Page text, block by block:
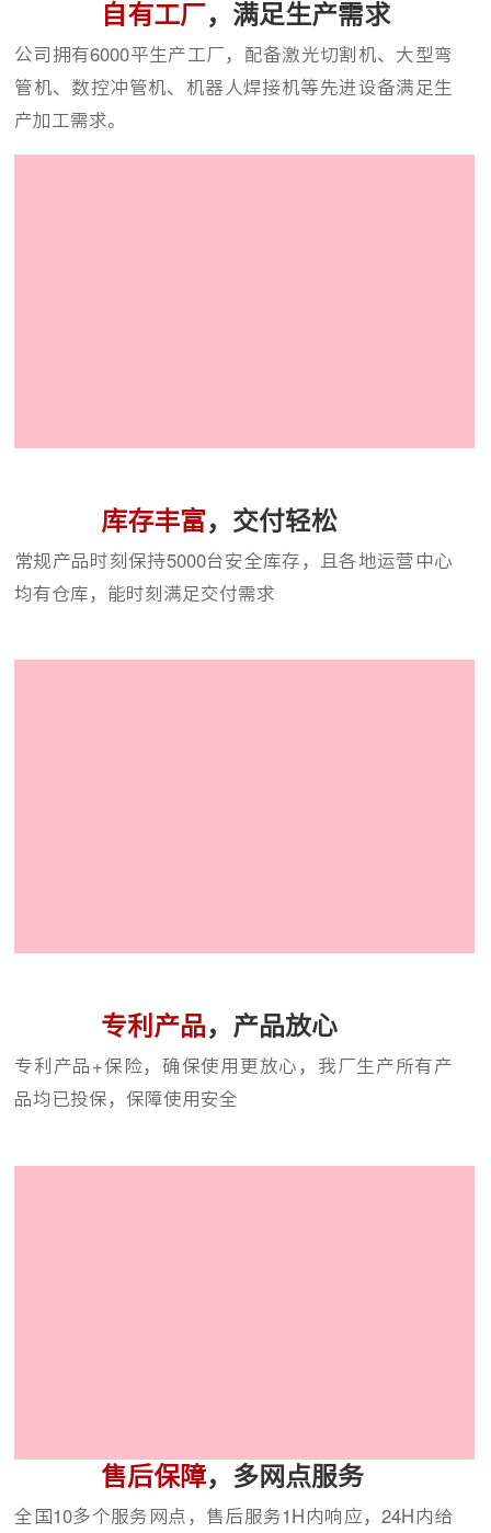
自有工厂，满足生产需求
公司拥有6000平生产工厂，配备激光切割机、大型弯
管机、数控冲管机、机器人焊接机等先进设备满足生
产加工需求。
库存丰富 ，交付轻松
常规产品时刻保持5000台安全库存，且各地运营中心
均有仓库，能时刻满足交付需求
专利产品 ，产品放心
专利产品+保险，确保使用更放心，我厂生产所有产
品均已投保，保障使用安全
售后保障，多网点服务
全国10多个服务网点，售后服务1H内响应，24H内给